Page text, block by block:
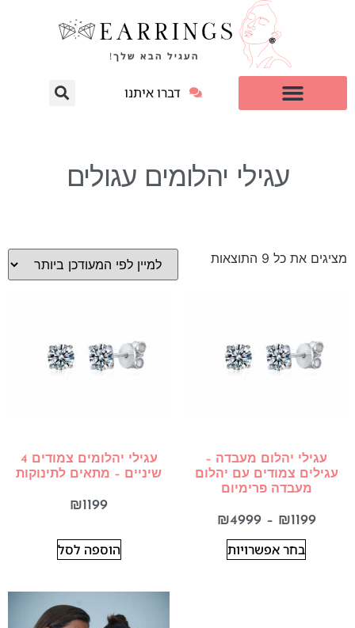
דברו איתנו
עגילי יהלומים עגולים
מציגים את כל ⁦9⁩ התוצאות
עגילי יהלום מעבדה –
עגילים צמודים עם יהלום
מעבדה פרימיום
₪1199
–
₪4999
בחר אפשרויות
עגילי יהלומים צמודים 4
שיניים – מתאים לתינוקות
₪1199
הוספה לסל